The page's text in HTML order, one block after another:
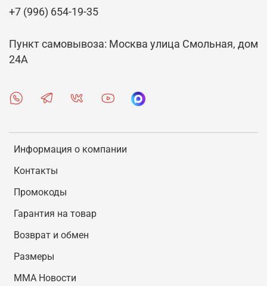
Информация о компании
Контакты
Промокоды
Гарантия на товар
Возврат и обмен
Размеры
MMA Новости
+7 (996) 654-19-35
Пункт самовывоза: Москва улица Смольная, дом
24А